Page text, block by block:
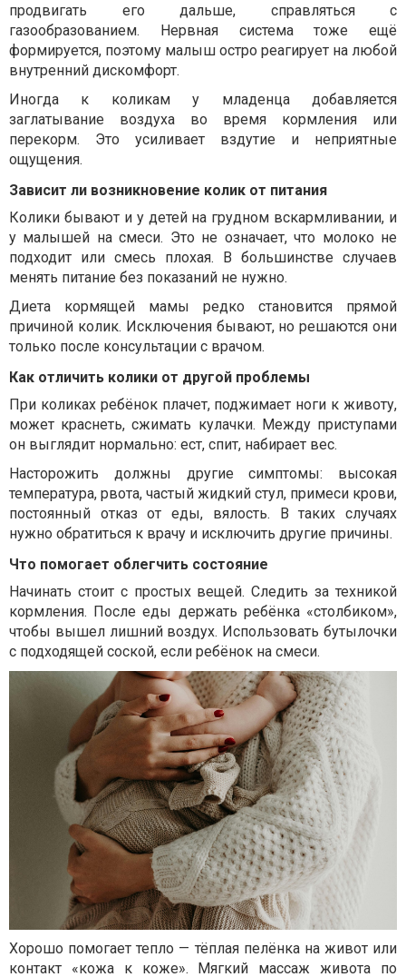
продвигать его дальше, справляться с
газообразованием. Нервная система тоже ещё
формируется, поэтому малыш остро реагирует на любой
внутренний дискомфорт.
Иногда к коликам у младенца добавляется
заглатывание воздуха во время кормления или
перекорм. Это усиливает вздутие и неприятные
ощущения.
Зависит ли возникновение колик от питания
Колики бывают и у детей на грудном вскармливании, и
у малышей на смеси. Это не означает, что молоко не
подходит или смесь плохая. В большинстве случаев
менять питание без показаний не нужно.
Диета кормящей мамы редко становится прямой
причиной колик. Исключения бывают, но решаются они
только после консультации с врачом.
Как отличить колики от другой проблемы
При коликах ребёнок плачет, поджимает ноги к животу,
может краснеть, сжимать кулачки. Между приступами
он выглядит нормально: ест, спит, набирает вес.
Насторожить должны другие симптомы: высокая
температура, рвота, частый жидкий стул, примеси крови,
постоянный отказ от еды, вялость. В таких случаях
нужно обратиться к врачу и исключить другие причины.
Что помогает облегчить состояние
Начинать стоит с простых вещей. Следить за техникой
кормления. После еды держать ребёнка «столбиком»,
чтобы вышел лишний воздух. Использовать бутылочки
с подходящей соской, если ребёнок на смеси.
Хорошо помогает тепло — тёплая пелёнка на живот или
контакт «кожа к коже». Мягкий массаж живота по